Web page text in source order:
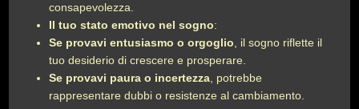
consapevolezza.
Il tuo stato emotivo nel sogno:
Se provavi entusiasmo o orgoglio , il sogno riflette il
tuo desiderio di crescere e prosperare.
Se provavi paura o incertezza , potrebbe
rappresentare dubbi o resistenze al cambiamento.